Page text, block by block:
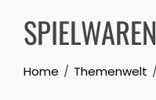
SPIELWAREN
Home Themenwelt